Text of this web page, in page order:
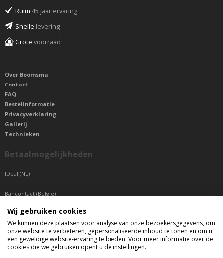
Ruim 45 jaar ervaring
Snelle levering
Grote voorraad
Over Boomsma
Contact
FAQ
Bestelinformatie
Privacyverklaring
Gallerij
Technieken
Betaalmogelijkheden
IDeal (NL)
Bancontact (België)
Sepa betaling (Overige landen)
Telefonisch bereikbaar
Wij gebruiken cookies
We kunnen deze plaatsen voor analyse van onze bezoekersgegevens, om
onze website te verbeteren, gepersonaliseerde inhoud te tonen en om u
een geweldige website-ervaring te bieden. Voor meer informatie over de
cookies die we gebruiken opent u de instellingen.